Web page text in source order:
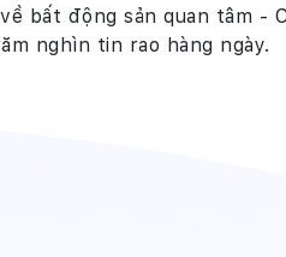
bất động sản quan tâm -
nghìn tin rao hàng ngày.